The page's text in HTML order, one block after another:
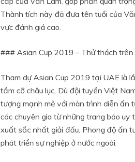
Thành tích này đã đưa tên tuổi của
vực đánh giá cao.
### Asian Cup 2019 – Thử thách trên
Tham dự Asian Cup 2019 tại UAE là
tầm cỡ châu lục. Dù đội tuyển Việt
tượng mạnh mẽ với màn trình diễn ấn
các chuyên gia từ những trang báo uy
xuất sắc nhất giải đấu. Phong độ ấn
phát triển sự nghiệp ở nước ngoài.